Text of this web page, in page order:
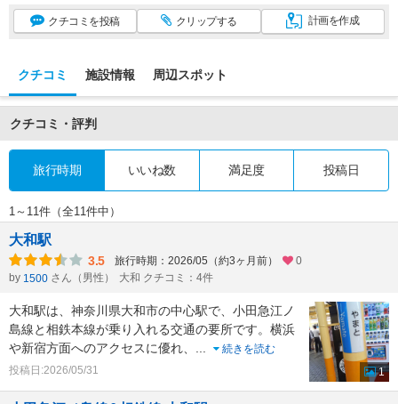
クチコミ を投稿 クリップする 計画を作成
クチコミ 施設情報 周辺スポット
クチコミ・評判
旅行時期 いいね数 満足度 投稿日
1～11件（全11件中）
大和駅
3.5 旅行時期：2026/05（約3ヶ月前）
0
by 1500 さん（男性） 大和 クチコミ：4件
大和駅は、神奈川県大和市の中心駅で、小田急江ノ
島線と相鉄本線が乗り入れる交通の要所です。横浜
や新宿方面へのアクセスに優れ、 ...
続きを読む
投稿日:2026/05/31
1